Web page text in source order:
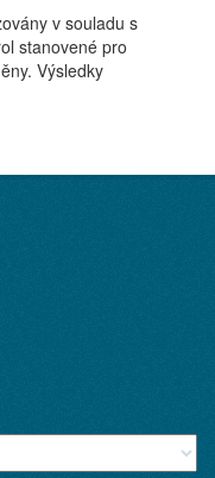
v souladu s
stanovené pro
Výsledky